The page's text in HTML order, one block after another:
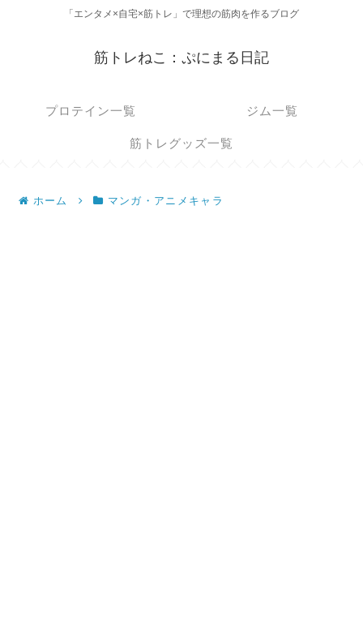
「エンタメ×自宅×筋トレ」で理想の筋肉を作るブログ
筋トレねこ：ぷにまる日記
プロテイン一覧 ジム一覧
筋トレグッズ一覧
ホーム マンガ・アニメキャラ